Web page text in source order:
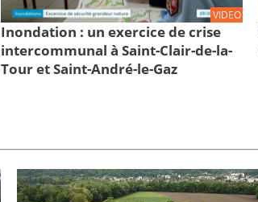
VIDEO
Inondation : un exercice de crise
intercommunal à Saint-Clair-de-la-
Tour et Saint-André-le-Gaz